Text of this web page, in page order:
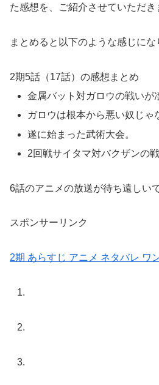
た感想を、ご紹介させていただき
まとめると以下のような感じにな
2期5話（17話）の感想まとめ
金属バット対ガロウの戦いが
ガロウは根本から悪い奴じゃ
遂に始まった武術大会。
2回戦サイタマ対バクザンの
6話のアニメの放送が待ち遠しい
スポンサーリンク
2期 あらすじ アニメ ネタバレ ワ